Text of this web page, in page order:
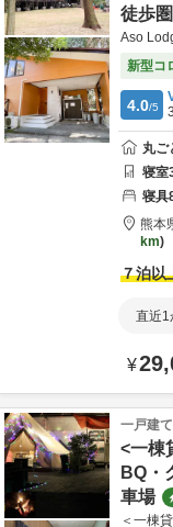
徒歩
Aso
新型コ
4.0/5
3
丸ご
寝室
寝具
熊本
km
７泊以
直近1
¥
一戸建て
<一棟
BQ・
車場
＜一棟